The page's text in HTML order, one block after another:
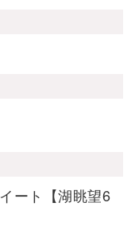
ート【湖眺望6